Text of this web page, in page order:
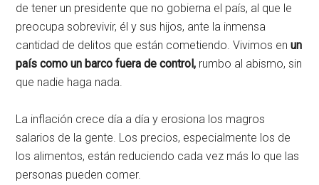
de tener un presidente que no gobierna el país, al que le
preocupa sobrevivir, él y sus hijos, ante la inmensa
cantidad de delitos que están cometiendo. Vivimos enun
país como un barco fuera de control, rumbo al abismo, sin
que nadie haga nada.
La inflación crece día a día y erosiona los magros
salarios de la gente. Los precios, especialmente los de
los alimentos, están reduciendo cada vez más lo que las
personas pueden comer.